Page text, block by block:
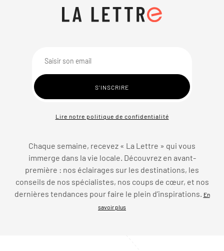
Lire notre politique de confidentialité
Chaque semaine, recevez « La Lettre » qui vous
immerge dans la vie locale. Découvrez en avant-
première : nos éclairages sur les destinations, les
conseils de nos spécialistes, nos coups de cœur, et nos
dernières tendances pour faire le plein d’inspirations. En
savoir plus